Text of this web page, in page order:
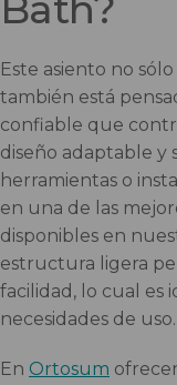
Este asiento no
también está
confiable que
diseño adaptable y
herramientas o
en una de las
disponibles en
estructura ligera
facilidad, lo cual es
necesidades de uso.
En Ortosum